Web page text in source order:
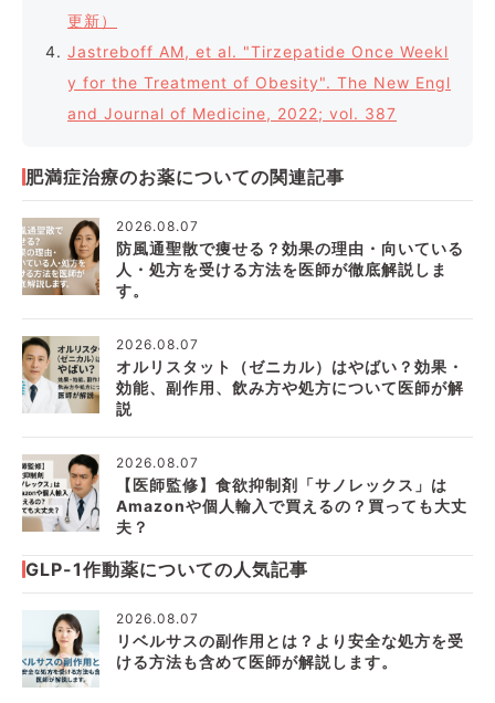
更新）
Jastreboff AM, et al. "Tirzepatide Once Weekl
y for the Treatment of Obesity". The New Engl
and Journal of Medicine, 2022; vol. 387
肥満症治療のお薬についての関連記事
2026.08.07
防風通聖散で痩せる？効果の理由・向いている
人・処方を受ける方法を医師が徹底解説しま
す。
2026.08.07
オルリスタット（ゼニカル）はやばい？効果・
効能、副作用、飲み方や処方について医師が解
説
2026.08.07
【医師監修】食欲抑制剤「サノレックス」は
Amazonや個人輸入で買えるの？買っても大丈
夫？
GLP-1作動薬についての人気記事
2026.08.07
リベルサスの副作用とは？より安全な処方を受
ける方法も含めて医師が解説します。